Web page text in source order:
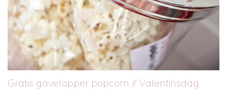
Gratis gavelapper popcorn // Valentinsdag